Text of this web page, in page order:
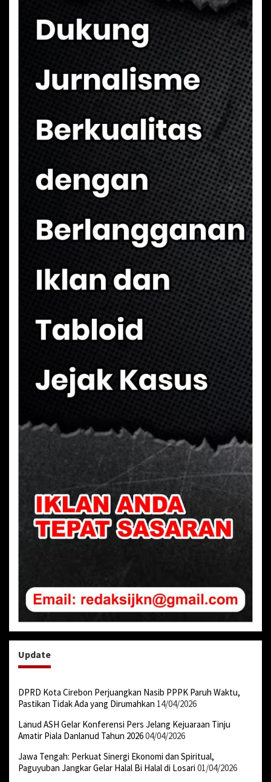
Update
DPRD Kota Cirebon Perjuangkan Nasib PPPK Paruh Waktu,
Pastikan Tidak Ada yang Dirumahkan 14/04/2026
Lanud ASH Gelar Konferensi Pers Jelang Kejuaraan Tinju
Amatir Piala Danlanud Tahun 202604/04/2026
Jawa Tengah: Perkuat Sinergi Ekonomi dan Spiritual,
Paguyuban Jangkar Gelar Halal Bi Halal di Losari 01/04/2026